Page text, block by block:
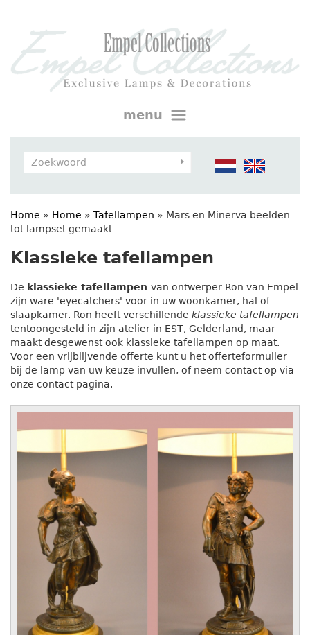
menu
Home » Home » Tafellampen » Mars en Minerva beelden
tot lampset gemaakt
Klassieke tafellampen
De klassieke tafellampen van ontwerper Ron van Empel
zijn ware 'eyecatchers' voor in uw woonkamer, hal of
slaapkamer. Ron heeft verschillende klassieke tafellampen
tentoongesteld in zijn atelier in EST, Gelderland, maar
maakt desgewenst ook klassieke tafellampen op maat.
Voor een vrijblijvende offerte kunt u het offerteformulier
bij de lamp van uw keuze invullen, of neem contact op via
onze contact pagina.